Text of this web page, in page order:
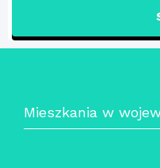
Mieszkania w